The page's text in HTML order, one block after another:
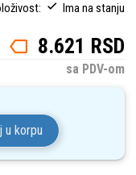
Ima na stanju
8.621 RSD
sa PDV-om
u korpu